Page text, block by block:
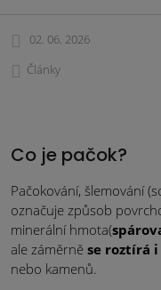
02. 06. 2026
Články
Co je pačok?
Pačokování, šlemování
označuje způsob
minerální hmota(
ale záměrně se roztírá
nebo kamenů.